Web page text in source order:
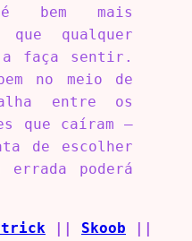
bem mais
que qualquer
a faça sentir.
no meio de
entre os
que caíram –
de escolher
poderá
Skoob